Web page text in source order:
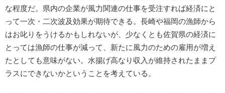
な程度だ。県内の企業が風力関連の仕事を受注すれば経済にと
って一次・二次波及効果が期待できる。長崎や福岡の漁師から
はお叱りをうけるかもしれないが、少なくとも佐賀県の経済に
とっては漁師の仕事が減って、新たに風力のための雇用が増え
たとしても意味がない。水揚げ高なり収入が維持されたままプ
ラスにできないかということを考えている。